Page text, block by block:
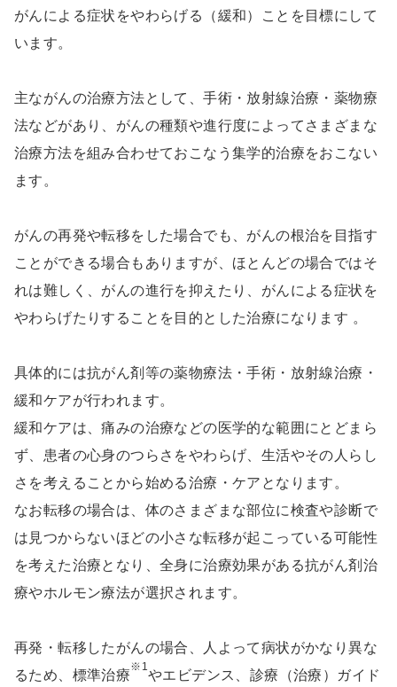
がんによる症状をやわらげる（緩和）ことを目標にして
います。
主ながんの治療方法として、手術・放射線治療・薬物療
法などがあり、がんの種類や進行度によってさまざまな
治療方法を組み合わせておこなう集学的治療をおこない
ます。
がんの再発や転移をした場合でも、がんの根治を目指す
ことができる場合もありますが、ほとんどの場合ではそ
れは難しく、がんの進行を抑えたり、がんによる症状を
やわらげたりすることを目的とした治療になります 。
具体的には抗がん剤等の薬物療法・手術・放射線治療・
緩和ケアが行われます。
緩和ケアは、痛みの治療などの医学的な範囲にとどまら
ず、患者の心身のつらさをやわらげ、生活やその人らし
さを考えることから始める治療・ケアとなります。
なお転移の場合は、体のさまざまな部位に検査や診断で
は見つからないほどの小さな転移が起こっている可能性
を考えた治療となり、全身に治療効果がある抗がん剤治
療やホルモン療法が選択されます。
再発・転移したがんの場合、人よって病状がかなり異な
るため、標準治療
※1
やエビデンス、診療（治療）ガイド